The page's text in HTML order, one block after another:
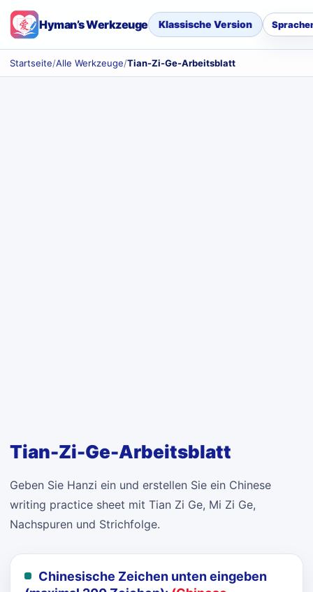
Hyman’s Werkzeuge Klassische Version
Startseite/Alle Werkzeuge/Tian-Zi-Ge-Arbeitsblatt
Tian-Zi-Ge-Arbeitsblatt
Geben Sie Hanzi ein und erstellen Sie ein Chinese
writing practice sheet mit Tian Zi Ge, Mi Zi Ge,
Nachspuren und Strichfolge.
Chinesische Zeichen unten eingeben